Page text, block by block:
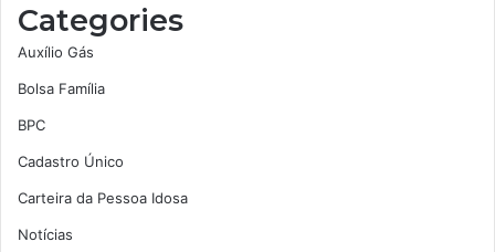
Categories
Auxílio Gás
Bolsa Família
BPC
Cadastro Único
Carteira da Pessoa Idosa
Notícias